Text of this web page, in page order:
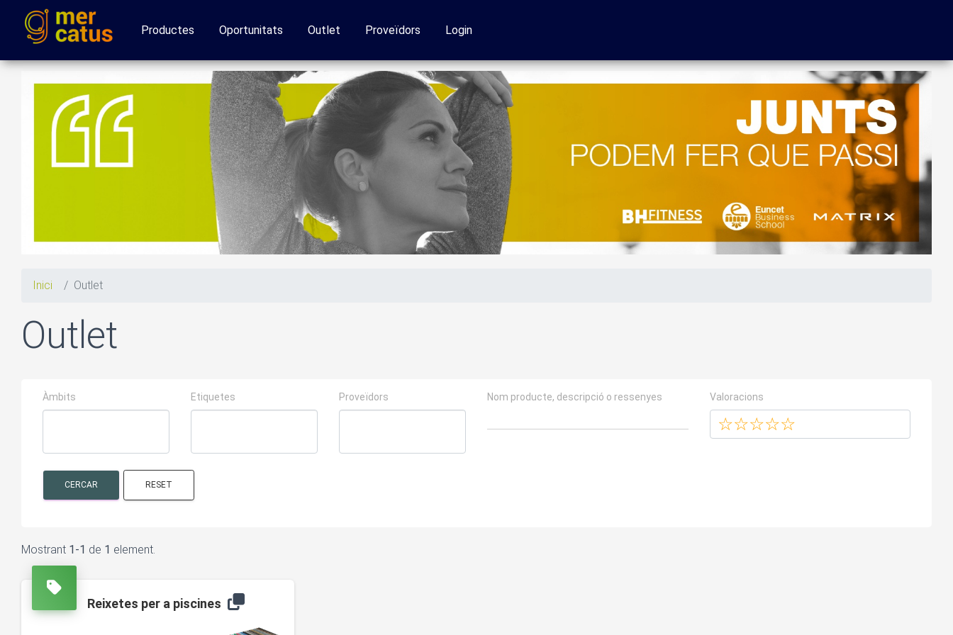
Productes Oportunitats Outlet Proveïdors Login
Inici Outlet
Outlet
Àmbits Etiquetes Proveïdors Nom producte, descripció o ressenyes Valoracions
CERCAR RESET
Mostrant 1-1 de 1 element.
Reixetes per a piscines